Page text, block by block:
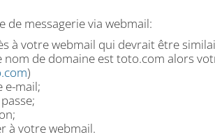
de messagerie via webmail:
à votre webmail qui devrait être
nom de domaine est toto.com alors
)
e-mail;
à votre webmail.